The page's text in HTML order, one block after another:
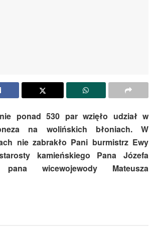
ponad 530 par wzięło udział w
na wolińskich błoniach. W
nie zabrakło Pani burmistrz Ewy
kamieńskiego Pana Józefa
wicewojewody Mateusza